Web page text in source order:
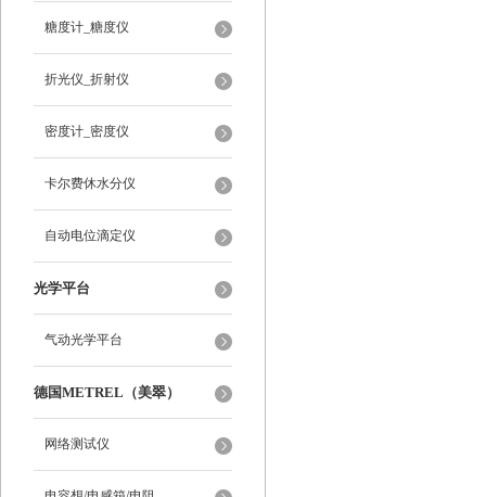
糖度计_糖度仪
折光仪_折射仪
密度计_密度仪
卡尔费休水分仪
自动电位滴定仪
光学平台
气动光学平台
德国METREL（美翠）
网络测试仪